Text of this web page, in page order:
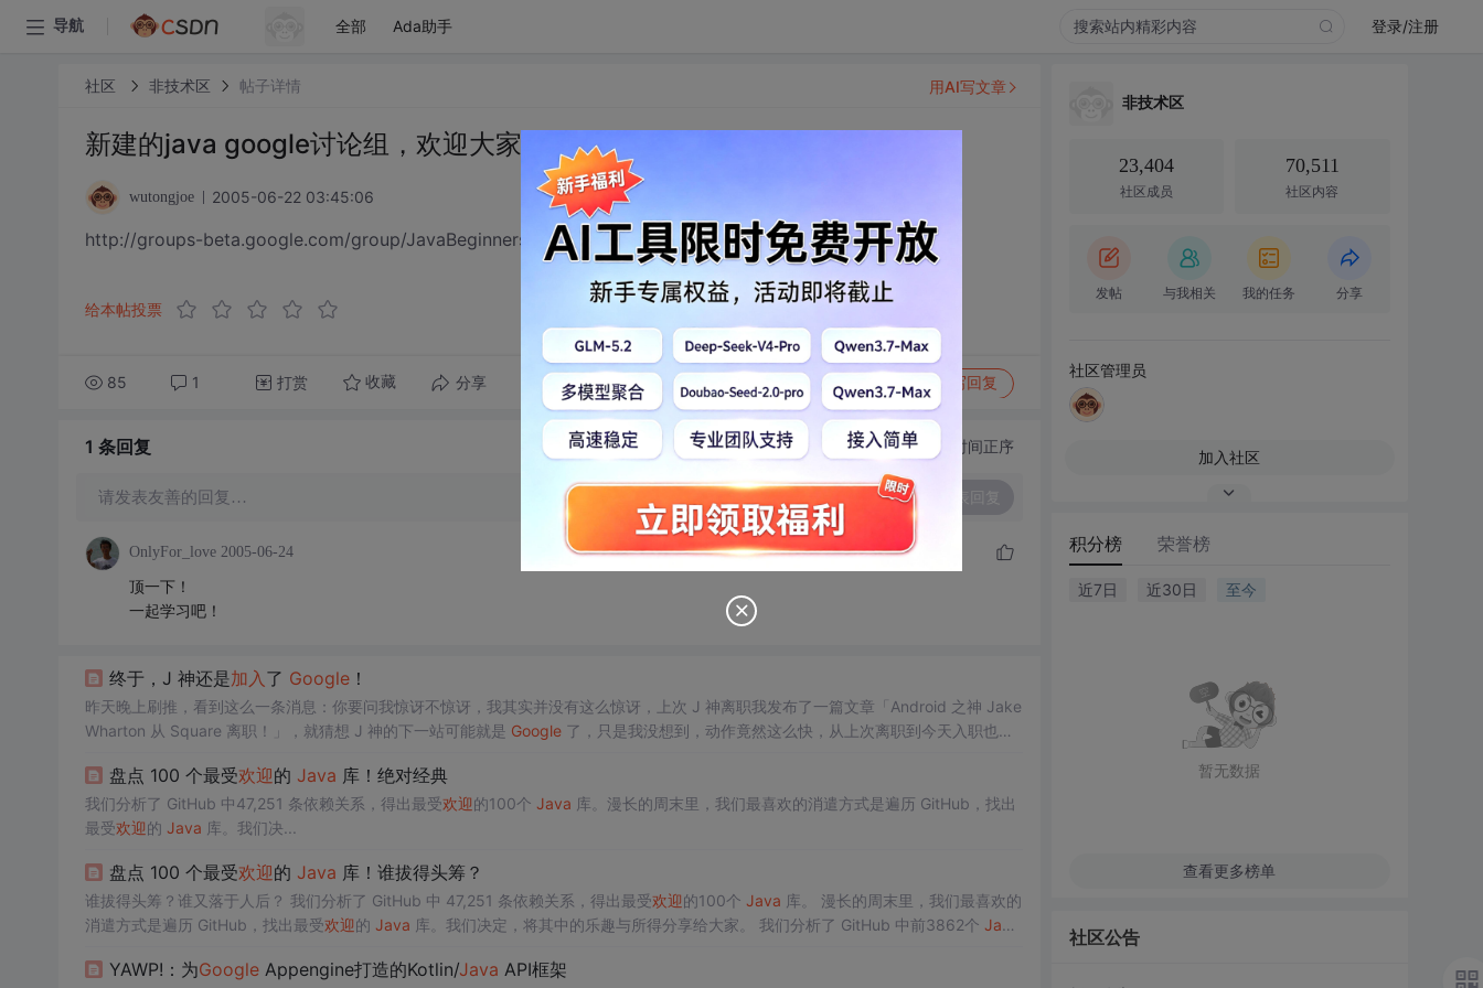
导航 全部 Ada助手 登录/注册
社区 非技术区 帖子详情
新建的java google讨论组，欢迎大家加入！
wutongjoe 2005-06-22 03:45:06
http://groups-beta.google.com/group/JavaBeginners
给本帖投票
85 1 打赏 收藏 分享 转发到动态 举报 写回复
用AI写文章
1 条回复 切换为时间正序
请发表友善的回复…
OnlyFor_love 2005-06-24
顶一下！
一起学习吧！
终于，J 神还是加入 了 Google！
昨天晚上刷推，看到这么一条消息：你要问我惊讶不惊讶，我其实并没有这么惊讶，上次 J 神离职我发布了一篇文章「Android 之神 Jake
Wharton 从 Square 离职！」，就猜想 J 神的下一站可能就是 Google了，只是我没想到，动作竟然这么快，从上次离职到今天入职也才
盘点 100 个最受欢迎的 Java 库！绝对经典
我们分析了 GitHub 中47,251 条依赖关系，得出最受欢迎的100个 Java 库。漫长的周末里，我们最喜欢的消遣方式是遍历 GitHub，找出
最受欢迎的 Java 库。我们决...
盘点 100 个最受欢迎的 Java 库！谁拔得头筹？
谁拔得头筹？谁又落于人后？ 我们分析了 GitHub 中 47,251 条依赖关系，得出最受欢迎的100个 Java 库。 漫长的周末里，我们最喜欢的
消遣方式是遍历 GitHub，找出最受欢迎的 Java 库。我们决定，将其中的乐趣与所得分享给大家。 我们分析了 GitHub 中前3862个 Java
的20个Java 库 续两年，junit 二度成为 G
YAWP!：为GoogleAppengine打造的Kotlin/Java API框架
非技术区
23,404
社区成员
70,511
社区内容
发帖 与我相关 我的任务 分享
社区管理员
加入社区
积分榜 荣誉榜
近7日 近30日 至今
暂无数据
查看更多榜单
社区公告